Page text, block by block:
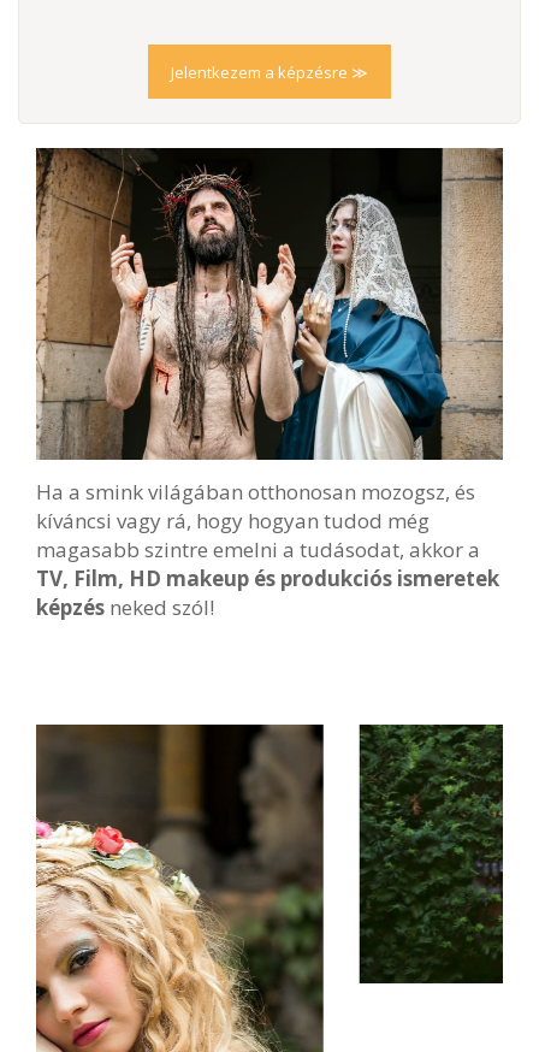
Jelentkezem a képzésre ≫
Ha a smink világában otthonosan mozogsz, és
kíváncsi vagy rá, hogy hogyan tudod még
magasabb szintre emelni a tudásodat, akkor a
TV, Film, HD makeup és produkciós ismeretek
képzés neked szól!